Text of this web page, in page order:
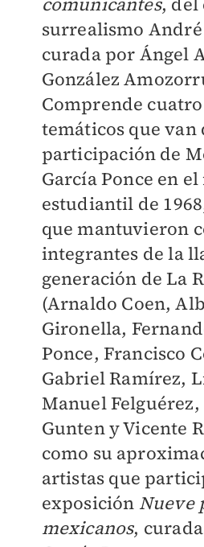
surrealismo
curada por Ángel
González
Comprende
temáticos que van
participación de
García Ponce en
estudiantil de
que mantuvieron
integrantes de la
generación de La
(Arnaldo Coen,
Gironella,
Ponce, Francisco
Gabriel Ramírez,
Manuel
Gunten y Vicente
como su
artistas que
exposición Nueve
mexicanos,